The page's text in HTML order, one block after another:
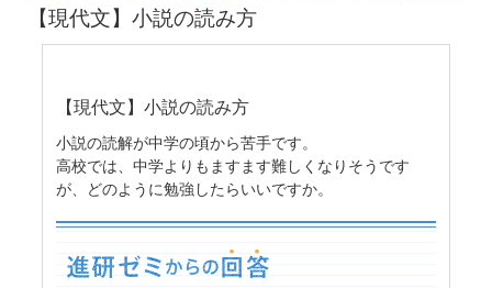
【現代文】小説の読み方
【現代文】小説の読み方
小説の読解が中学の頃から苦手です。
高校では、中学よりもますます難しくなりそうです
が、どのように勉強したらいいですか。